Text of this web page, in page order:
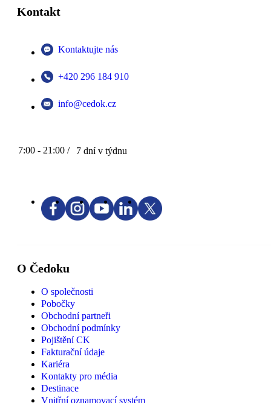
Kontakt
Kontaktujte nás
+420 296 184 910
info@cedok.cz
7:00 - 21:00 / 7 dní v týdnu
O Čedoku
O společnosti
Pobočky
Obchodní partneři
Obchodní podmínky
Pojištění CK
Fakturační údaje
Kariéra
Kontakty pro média
Destinace
Vnitřní oznamovací systém